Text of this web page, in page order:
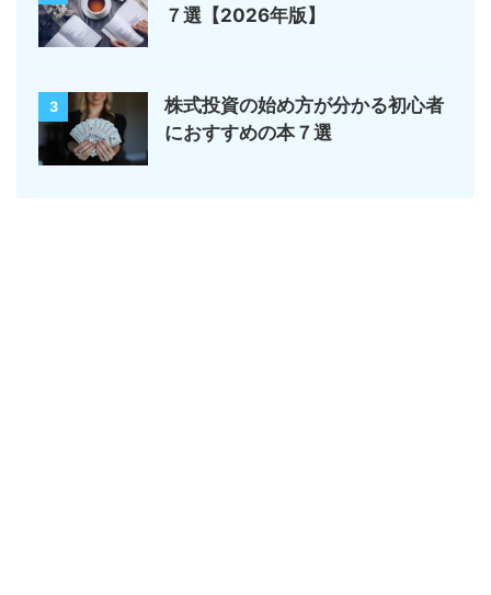
７選【2026年版】
3
株式投資の始め方が分かる初心者
におすすめの本７選